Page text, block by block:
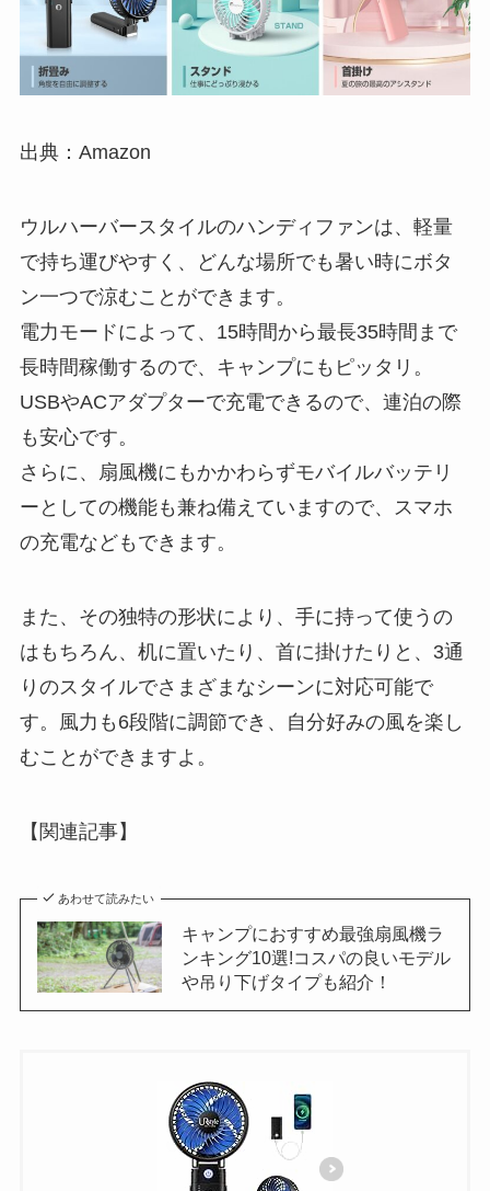
出典：Amazon
ウルハーバースタイルのハンディファンは、軽量
で持ち運びやすく、どんな場所でも暑い時にボタ
ン一つで涼むことができます。
電力モードによって、15時間から最長35時間まで
長時間稼働するので、キャンプにもピッタリ。
USBやACアダプターで充電できるので、連泊の際
も安心です。
さらに、扇風機にもかかわらずモバイルバッテリ
ーとしての機能も兼ね備えていますので、スマホ
の充電などもできます。
また、その独特の形状により、手に持って使うの
はもちろん、机に置いたり、首に掛けたりと、3通
りのスタイルでさまざまなシーンに対応可能で
す。風力も6段階に調節でき、自分好みの風を楽し
むことができますよ。
【関連記事】
あわせて読みたい
キャンプにおすすめ最強扇風機ラ
ンキング10選!コスパの良いモデル
や吊り下げタイプも紹介！